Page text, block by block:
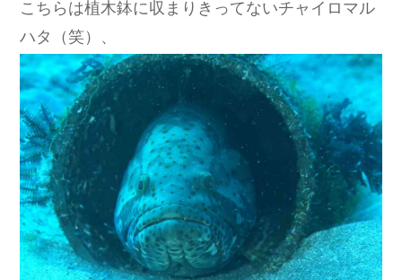
こちらは植木鉢に収まりきってないチャイロマル
ハタ（笑）、